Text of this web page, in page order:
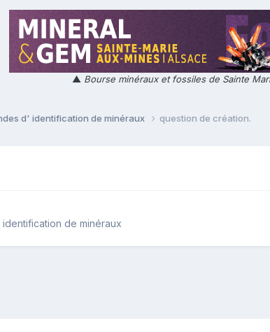
▲ Bourse minéraux et fossiles de Sainte
d' identification de minéraux question de création.
de minéraux